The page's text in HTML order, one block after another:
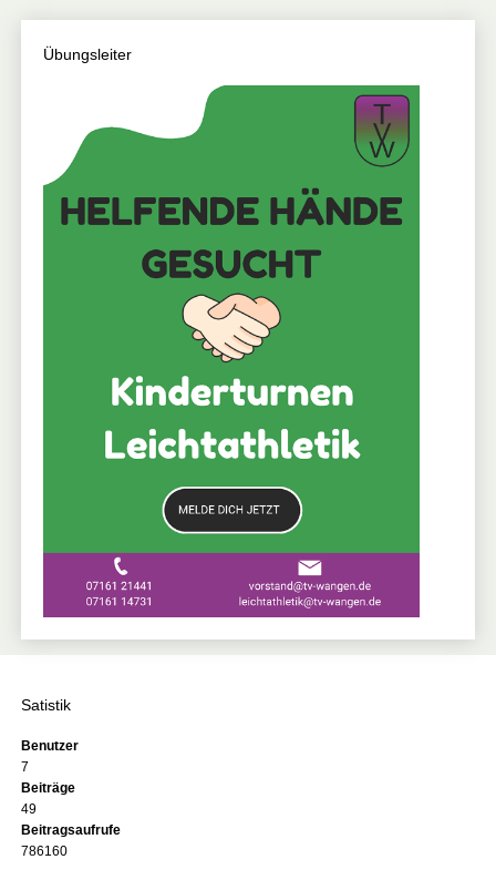
Übungsleiter
Satistik
Benutzer
7
Beiträge
49
Beitragsaufrufe
786160